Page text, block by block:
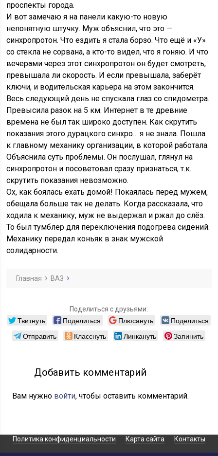
проспекты города.
И вот замечаю я на панели какую-то новую
непонятную штучку. Муж объяснил, что это —
синхропротон. Что ездить я стала борзо. Что ещё и «У»
со стекла не сорвана, а кто-то видел, что я гоняю. И что
вечерами через этот синхропротон он будет смотреть,
превышала ли скорость. И если превышала, заберёт
ключи, и водительская карьера на этом закончится.
Весь следующий день не спускала глаз со спидометра.
Превысила разок на 5 км. Интернет в те древние
времена не был так широко доступен. Как скрутить
показания этого дурацкого синхро… я не знала. Пошла
к главному механику организации, в которой работала.
Объяснила суть проблемы. Он послушал, глянул на
синхропротон и посоветовал сразу признаться, т.к.
скрутить показания невозможно.
Ох, как боялась ехать домой! Покаялась перед мужем,
обещала больше так не делать. Когда рассказала, что
ходила к механику, муж не выдержал и ржал до слёз.
То был тумблер для переключения подогрева сидений.
Механику передал коньяк в знак мужской
солидарности.
Главная ВАЗ
Поделиться с друзьями:
Твитнуть Поделиться Плюсануть
Поделиться
Отправить
Класснуть Линкануть Запинить
Добавить комментарий
Вам нужно войти, чтобы оставить комментарий.
Политика конфиденциальности Карта сайта Контакты